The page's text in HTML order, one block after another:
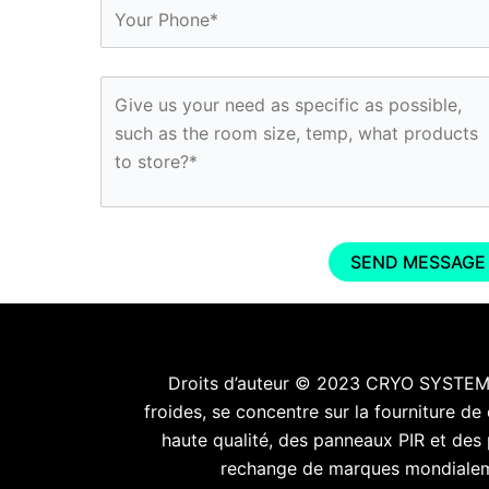
Droits d’auteur © 2023 CRYO
froides, se concentre sur la fourniture
haute qualité, des panneaux PIR et
rechange de marques